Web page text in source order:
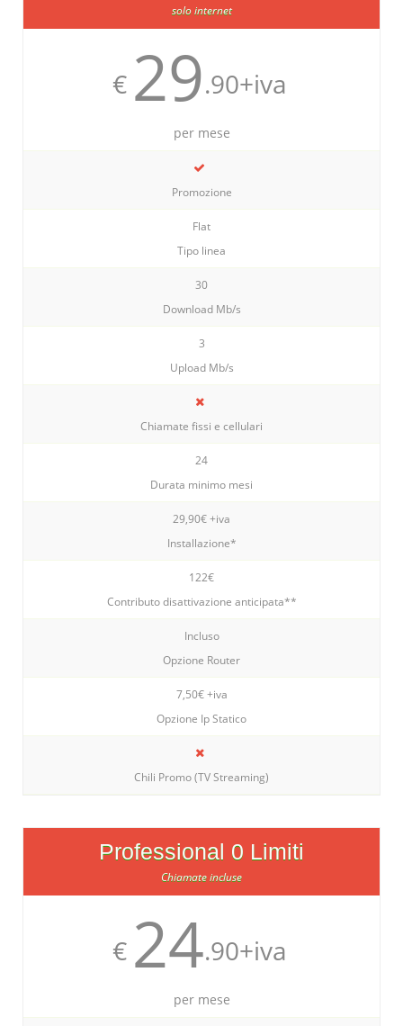
solo internet
€ 29.90+iva
per mese
Promozione
Flat
Tipo linea
30
Download Mb/s
3
Upload Mb/s
Chiamate fissi e cellulari
24
Durata minimo mesi
29,90€ +iva
Installazione*
122€
Contributo disattivazione anticipata**
Incluso
Opzione Router
7,50€ +iva
Opzione Ip Statico
Chili Promo (TV Streaming)
Professional 0 Limiti
Chiamate incluse
€ 24.90+iva
per mese